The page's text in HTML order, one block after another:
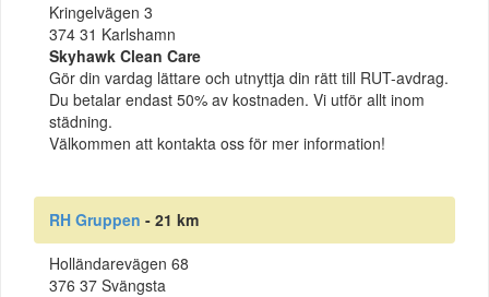
Kringelvägen 3
374 31 Karlshamn
Skyhawk Clean Care
Gör din vardag lättare och utnyttja din rätt till RUT-avdrag.
Du betalar endast 50% av kostnaden. Vi utför allt inom
städning.
Välkommen att kontakta oss för mer information!
RH Gruppen - 21 km
Holländarevägen 68
376 37 Svängsta